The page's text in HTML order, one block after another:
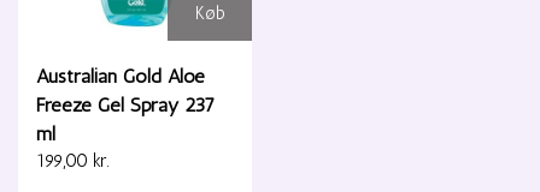
Køb
Australian Gold Aloe
Freeze Gel Spray 237
ml
199,00 kr.